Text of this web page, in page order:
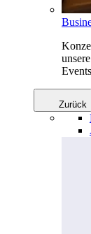
Zurück